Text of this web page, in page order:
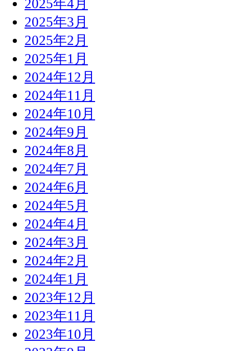
2025年4月
2025年3月
2025年2月
2025年1月
2024年12月
2024年11月
2024年10月
2024年9月
2024年8月
2024年7月
2024年6月
2024年5月
2024年4月
2024年3月
2024年2月
2024年1月
2023年12月
2023年11月
2023年10月